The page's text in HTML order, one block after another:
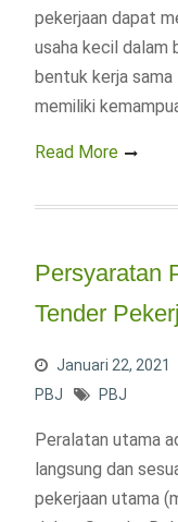
pekerjaan dapat
usaha kecil dalam
bentuk kerja sama
memiliki
Read More
Persyaratan
Tender
Januari 22, 2021
PBJ
PBJ
Peralatan utama
langsung dan
pekerjaan utama